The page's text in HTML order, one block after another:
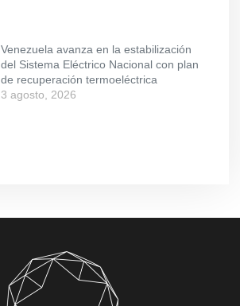
Venezuela avanza en la estabilización
del Sistema Eléctrico Nacional con plan
de recuperación termoeléctrica
3 agosto, 2026